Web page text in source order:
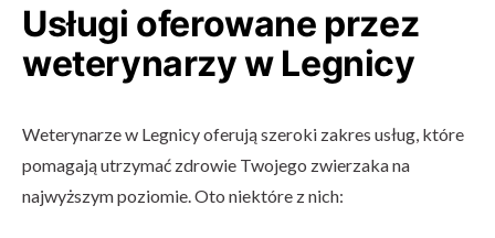
Usługi oferowane przez
weterynarzy w Legnicy
Weterynarze w Legnicy oferują szeroki zakres usług, które
pomagają utrzymać zdrowie Twojego zwierzaka na
najwyższym poziomie. Oto niektóre z nich: